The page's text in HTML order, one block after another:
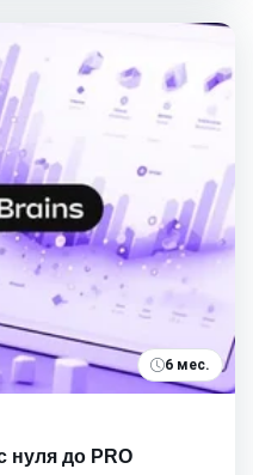
6 мес.
нуля до PRO